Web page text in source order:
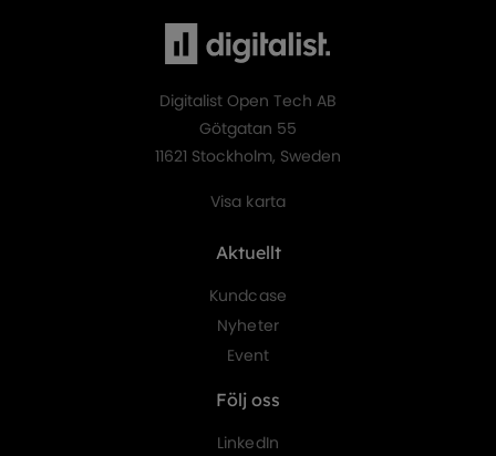
Digitalist Open Tech AB
Götgatan 55
11621 Stockholm, Sweden
Visa karta
Aktuellt
Kundcase
Nyheter
Event
Följ oss
LinkedIn